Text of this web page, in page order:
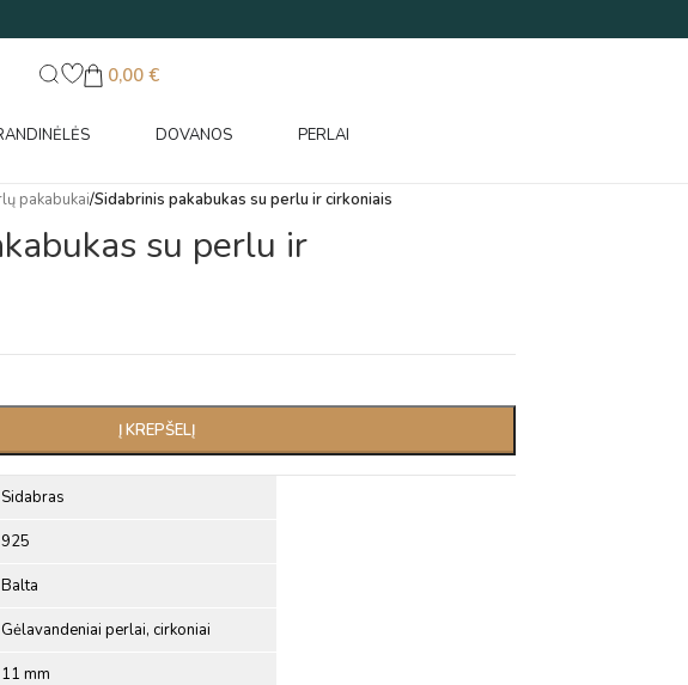
0,00 €
DOVANOS PERLAI
pakabukai/Sidabrinis pakabukas su perlu ir cirkoniais
su perlu ir
Į KREPŠELĮ
Sidabras
925
Balta
Gėlavandeniai perlai, cirkoniai
11 mm